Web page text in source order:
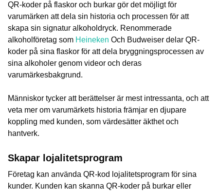
QR-koder på flaskor och burkar gör det möjligt för
varumärken att dela sin historia och processen för att
skapa sin signatur alkoholdryck. Renommerade
alkoholföretag som Heineken Och Budweiser delar QR-
koder på sina flaskor för att dela bryggningsprocessen av
sina alkoholer genom videor och deras
varumärkesbakgrund.
Människor tycker att berättelser är mest intressanta, och att
veta mer om varumärkets historia främjar en djupare
koppling med kunden, som värdesätter äkthet och
hantverk.
Skapar lojalitetsprogram
Företag kan använda QR-kod lojalitetsprogram för sina
kunder. Kunden kan skanna QR-koder på burkar eller